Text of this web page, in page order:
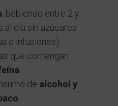
, bebiendo entre 2 y
al día sin azúcares
o infusiones).
que contengan
de alcohol y